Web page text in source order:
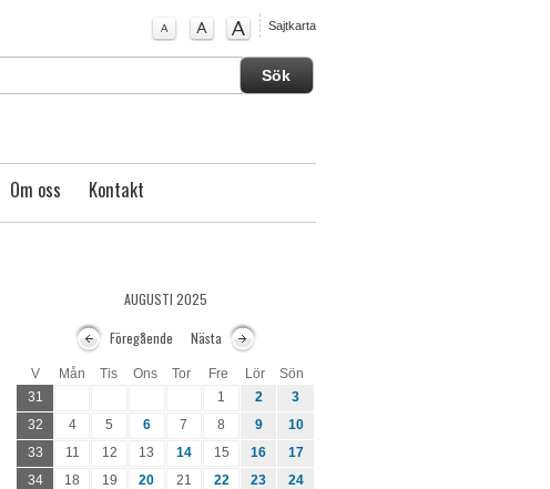
Sajtkarta
Om oss Kontakt
AUGUSTI 2025
Föregående
Nästa
V Mån Tis Ons Tor Fre Lör
Sön
31
1 2
3
32
4 5 6 7 8 9
10
33
11 12 13 14 15 16
17
34
18 19 20 21 22 23
24